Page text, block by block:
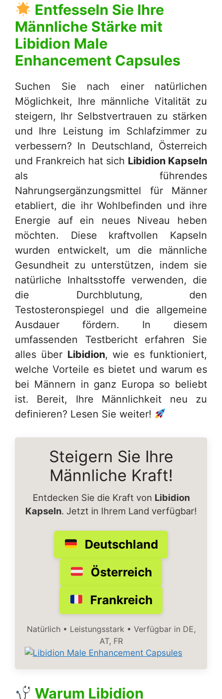
Entfesseln Sie Ihre
Männliche Stärke mit
Libidion Male
Enhancement Capsules
Suchen Sie nach einer natürlichen
Möglichkeit, Ihre männliche Vitalität zu
steigern, Ihr Selbstvertrauen zu stärken
und Ihre Leistung im Schlafzimmer zu
verbessern? In Deutschland, Österreich
und Frankreich hat sich Libidion Kapseln
als führendes
Nahrungsergänzungsmittel für Männer
etabliert, die ihr Wohlbefinden und ihre
Energie auf ein neues Niveau heben
möchten. Diese kraftvollen Kapseln
wurden entwickelt, um die männliche
Gesundheit zu unterstützen, indem sie
natürliche Inhaltsstoffe verwenden, die
die Durchblutung, den
Testosteronspiegel und die allgemeine
Ausdauer fördern. In diesem
umfassenden Testbericht erfahren Sie
alles über Libidion, wie es funktioniert,
welche Vorteile es bietet und warum es
bei Männern in ganz Europa so beliebt
ist. Bereit, Ihre Männlichkeit neu zu
definieren? Lesen Sie weiter!
Steigern Sie Ihre
Männliche Kraft!
Entdecken Sie die Kraft von Libidion
Kapseln. Jetzt in Ihrem Land verfügbar!
Deutschland
Österreich
Frankreich
Natürlich • Leistungsstark • Verfügbar in DE,
AT, FR
Warum Libidion